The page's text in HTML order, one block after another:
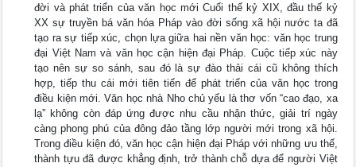
đời và phát triển của văn học mới Cuối thế kỷ XIX, đầu thế kỷ
XX sự truyền bá văn hóa Pháp vào đời sống xã hội nước ta đã
tạo ra sự tiếp xúc, chọn lựa giữa hai nền văn học: văn học trung
đại Việt Nam và văn học cận hiện đại Pháp. Cuộc tiếp xúc này
tạo nên sự so sánh, sau đó là sự đào thải cái cũ không thích
hợp, tiếp thu cái mới tiên tiến để phát triển của văn học trong
điều kiện mới. Văn học nhà Nho chủ yếu là thơ vốn “cao đạo, xa
lạ” không còn đáp ứng được nhu cầu nhận thức, giải trí ngày
càng phong phú của đông đảo tầng lớp người mới trong xã hội.
Trong điều kiện đó, văn học cận hiện đại Pháp với những ưu thế,
thành tựu đã được khẳng định, trở thành chỗ dựa để người Việt